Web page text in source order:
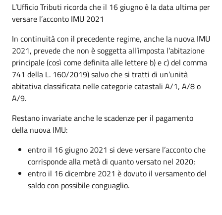
L’Ufficio Tributi ricorda che il 16 giugno è la data ultima per
versare l’acconto IMU 2021
In continuità con il precedente regime, anche la nuova IMU
2021, prevede che non è soggetta all’imposta l’abitazione
principale (così come definita alle lettere b) e c) del comma
741 della L. 160/2019) salvo che si tratti di un’unità
abitativa classificata nelle categorie catastali A/1, A/8 o
A/9.
Restano invariate anche le scadenze per il pagamento
della nuova IMU:
entro il 16 giugno 2021 si deve versare l’acconto che
corrisponde alla metà di quanto versato nel 2020;
entro il 16 dicembre 2021 è dovuto il versamento del
saldo con possibile conguaglio.